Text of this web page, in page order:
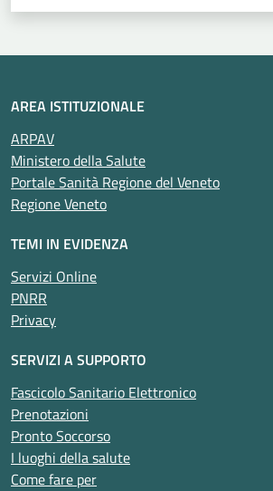
AREA ISTITUZIONALE
ARPAV
Ministero della Salute
Portale Sanità Regione del Veneto
Regione Veneto
TEMI IN EVIDENZA
Servizi Online
PNRR
Privacy
SERVIZI A SUPPORTO
Fascicolo Sanitario Elettronico
Prenotazioni
Pronto Soccorso
I luoghi della salute
Come fare per